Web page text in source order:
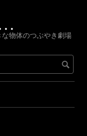
物体のつぶやき劇場